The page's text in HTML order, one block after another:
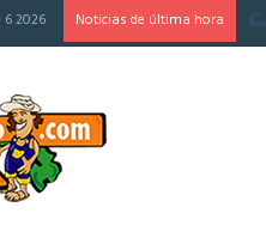
2026 Noticias de última hora